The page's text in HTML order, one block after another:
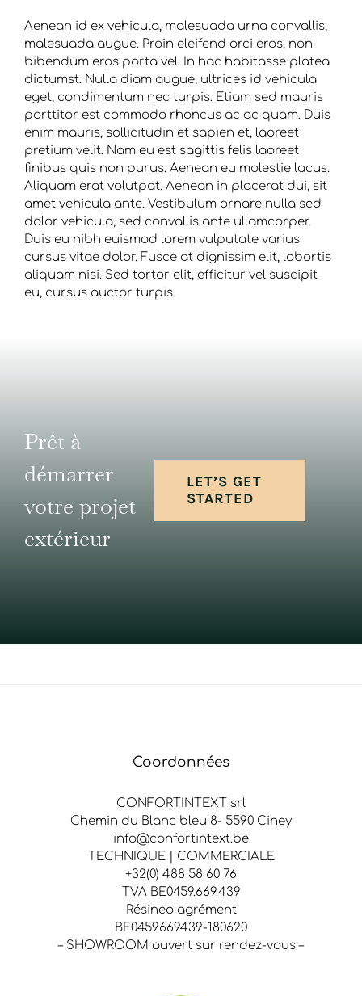
Aenean id ex vehicula, malesuada urna convallis,
malesuada augue. Proin eleifend orci eros, non
bibendum eros porta vel. In hac habitasse platea
dictumst. Nulla diam augue, ultrices id vehicula
eget, condimentum nec turpis. Etiam sed mauris
porttitor est commodo rhoncus ac ac quam. Duis
enim mauris, sollicitudin et sapien et, laoreet
pretium velit. Nam eu est sagittis felis laoreet
finibus quis non purus. Aenean eu molestie lacus.
Aliquam erat volutpat. Aenean in placerat dui, sit
amet vehicula ante. Vestibulum ornare nulla sed
dolor vehicula, sed convallis ante ullamcorper.
Duis eu nibh euismod lorem vulputate varius
cursus vitae dolor. Fusce at dignissim elit, lobortis
aliquam nisi. Sed tortor elit, efficitur vel suscipit
eu, cursus auctor turpis.
Prêt à
démarrer
votre projet
extérieur
LET’S GET
STARTED
Coordonnées
CONFORTINTEXT srl
Chemin du Blanc bleu 8- 5590 Ciney
info@confortintext.be
TECHNIQUE | COMMERCIALE
+32(0) 488 58 60 76
TVA BE0459.669.439
Résineo agrément
BE0459669439-180620
– SHOWROOM ouvert sur rendez-vous –